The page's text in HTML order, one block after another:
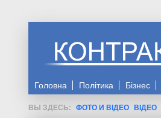
Головна Політика Бізнес
ФОТО И ВІДЕО ВІДЕО